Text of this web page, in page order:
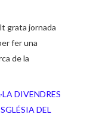
grata jornada
fer una
de la
DIVENDRES
DEL